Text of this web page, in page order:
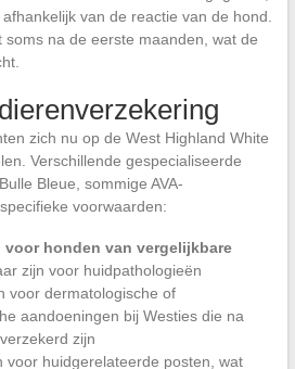
van de reactie van de hond.
na de eerste maanden, wat de
zich nu op de West Highland White
Verschillende gespecialiseerde
Bleue, sommige AVA-
voorwaarden:
voor honden van vergelijkbare
zijn voor huidpathologieën
voor dermatologische of
aandoeningen bij Westies die na
zijn
voor huidgerelateerde posten, wat